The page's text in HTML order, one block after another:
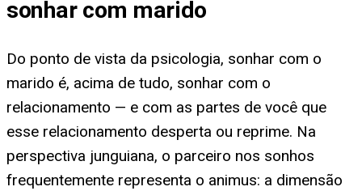
sonhar com marido
Do ponto de vista da psicologia, sonhar com o
marido é, acima de tudo, sonhar com o
relacionamento — e com as partes de você que
esse relacionamento desperta ou reprime. Na
perspectiva junguiana, o parceiro nos sonhos
frequentemente representa o animus: a dimensão